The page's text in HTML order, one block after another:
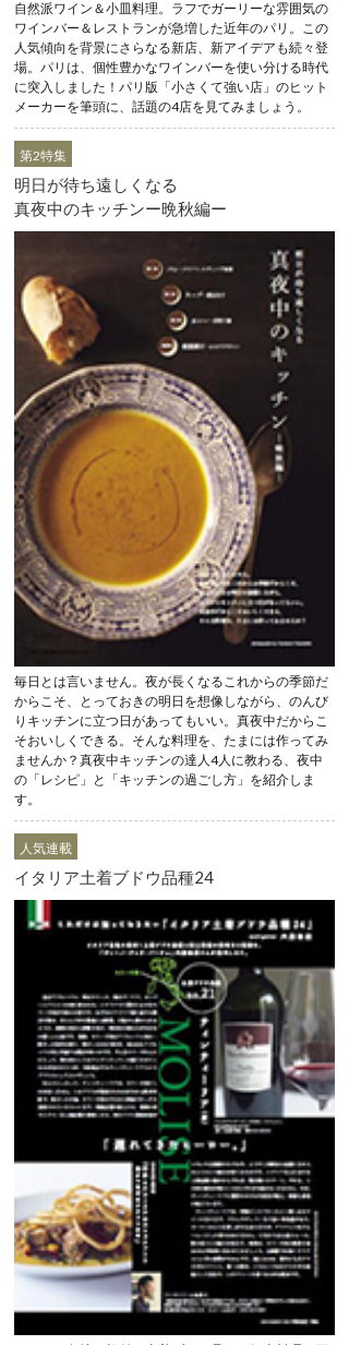
自然派ワイン＆小皿料理。ラフでガーリーな雰囲気の
ワインバー＆レストランが急増した近年のパリ。この
人気傾向を背景にさらなる新店、新アイデアも続々登
場。パリは、個性豊かなワインバーを使い分ける時代
に突入しました！パリ版「小さくて強い店」のヒット
メーカーを筆頭に、話題の4店を見てみましょう。
第2特集
明日が待ち遠しくなる
真夜中のキッチンー晩秋編ー
毎日とは言いません。夜が長くなるこれからの季節だ
からこそ、とっておきの明日を想像しながら、のんび
りキッチンに立つ日があってもいい。真夜中だからこ
そおいしくできる。そんな料理を、たまには作ってみ
ませんか？真夜中キッチンの達人4人に教わる、夜中
の「レシピ」と「キッチンの過ごし方」を紹介しま
す。
人気連載
イタリア土着ブドウ品種24